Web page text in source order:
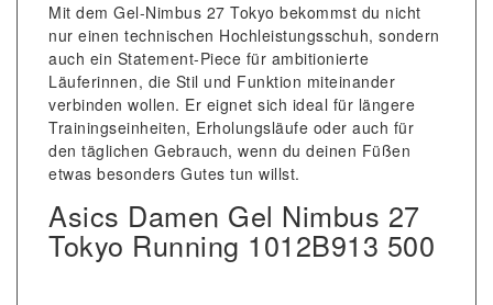
Mit dem Gel-Nimbus 27 Tokyo bekommst du nicht
nur einen technischen Hochleistungsschuh, sondern
auch ein Statement-Piece für ambitionierte
Läuferinnen, die Stil und Funktion miteinander
verbinden wollen. Er eignet sich ideal für längere
Trainingseinheiten, Erholungsläufe oder auch für
den täglichen Gebrauch, wenn du deinen Füßen
etwas besonders Gutes tun willst.
Asics Damen Gel Nimbus 27
Tokyo Running 1012B913 500